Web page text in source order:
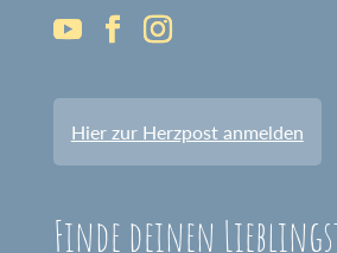
Hier zur Herzpost anmelden
Finde deinen